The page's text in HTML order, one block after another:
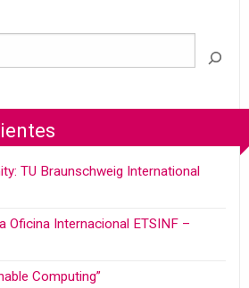
TU Braunschweig International
Oficina Internacional ETSINF –
Computing”